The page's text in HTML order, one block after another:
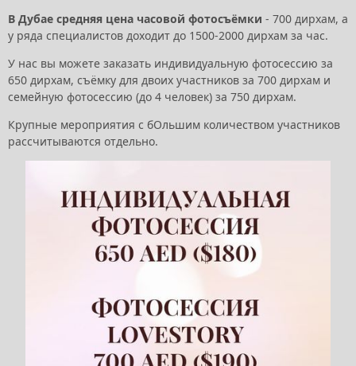
В Дубае средняя цена часовой фотосъёмки - 700 дирхам, а
у ряда специалистов доходит до 1500-2000 дирхам за час.
У нас вы можете заказать индивидуальную фотосессию за
650 дирхам, съёмку для двоих участников за 700 дирхам и
семейную фотосессию (до 4 человек) за 750 дирхам.
Крупные мероприятия с бОльшим количеством участников
рассчитываются отдельно.